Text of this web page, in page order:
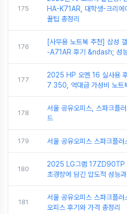
175
HA-K71AR, 대학생-크리에
꿀팁 총정리
176
[사무용 노트북 추천] 삼성
-A71AR 후기 &ndash; 성
177
2025 HP 오멘 16 실사용
7 350, 역대급 가성비 노트
178
서울 공유오피스, 스파크플
드
179 서울 공유오피스 스파크플러
180
2025 LG그램 17ZD90TP
초경량에 담긴 압도적 성능
181
서울 공유오피스 스파크플
오피스 후기와 가격 총정리